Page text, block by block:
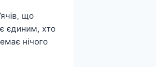
що
єдиним, хто
нічого